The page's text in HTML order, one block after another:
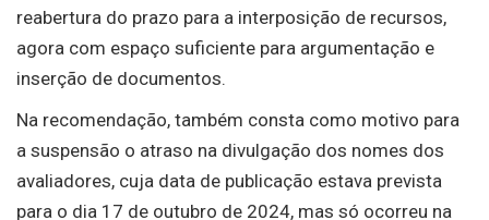
reabertura do prazo para a interposição de recursos,
agora com espaço suficiente para argumentação e
inserção de documentos.
Na recomendação, também consta como motivo para
a suspensão o atraso na divulgação dos nomes dos
avaliadores, cuja data de publicação estava prevista
para o dia 17 de outubro de 2024, mas só ocorreu na